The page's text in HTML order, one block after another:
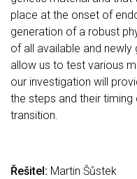
place at the onset of
generation of a robust
of all available and newly
allow us to test various
our investigation will
the steps and their
transition.
Řešitel: Martin Šůstek